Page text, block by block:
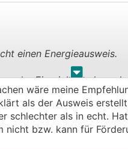
. .
einen Energieausweis.
der Einreichplan
wäre meine
als der Ausweis
schlechter als in echt.
bzw. kann für